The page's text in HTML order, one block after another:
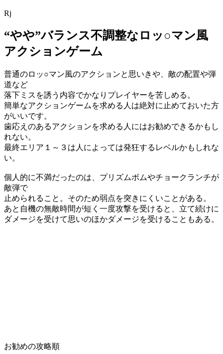
Rj
“やや”バランス不調整なロッ○マン風
アクションゲーム
普通のロッ○マン風のアクションと思いきや、敵の配置や弾
道など
落下ミスを誘う内容でかなりプレイヤーを苦しめる。
簡単なアクションゲームを求める人は絶対に止めておいた方
がいいです。
歯応えのあるアクションを求める人にはお勧めできるかもし
れない。
最終エリア１～３は人によっては発狂するレベルかもしれな
い。
個人的に不満だったのは、プリズムボムやチョークランチが
敵弾で
止められること。そのため弱点を突きにくいことがある。
あと自機の無敵時間が短く一度攻撃を受けると、立て続けに
ダメージを受けて思いのほかダメージを受けることもある。
お勧めの攻略順